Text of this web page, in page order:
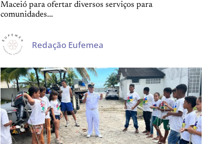
Maceió para ofertar diversos serviços para
comunidades...
Redação Eufemea